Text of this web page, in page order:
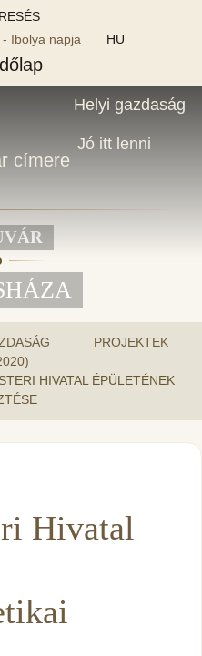
Ibolya napja
HU
Helyi gazdaság
Jó itt lenni
PROJEKTEK
HIVATAL ÉPÜLETÉNEK
Hivatal